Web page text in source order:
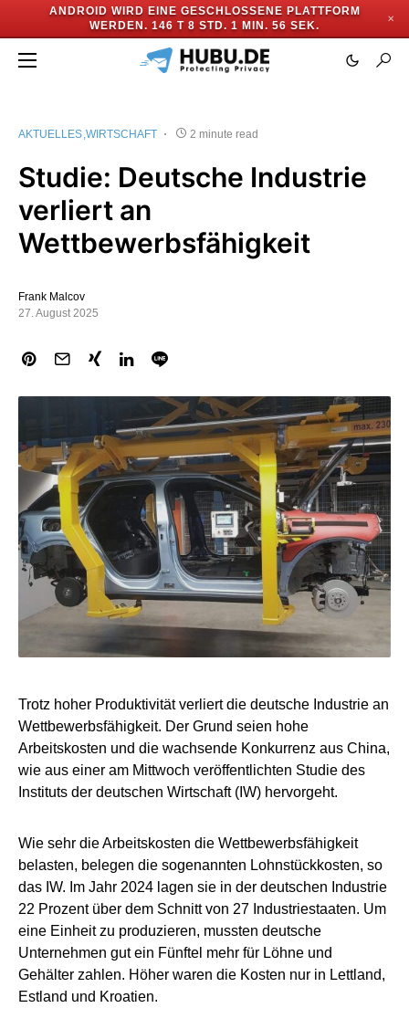
ANDROID WIRD EINE GESCHLOSSENE PLATTFORM
WERDEN. 146 T 8 STD. 1 MIN. 55 SEK.
✕
AKTUELLES WIRTSCHAFT 2 minute read
Studie: Deutsche Industrie
verliert an
Wettbewerbsfähigkeit
Frank Malcov
27. August 2025
Trotz hoher Produktivität verliert die deutsche Industrie an
Wettbewerbsfähigkeit. Der Grund seien hohe
Arbeitskosten und die wachsende Konkurrenz aus China,
wie aus einer am Mittwoch veröffentlichten Studie des
Instituts der deutschen Wirtschaft (IW) hervorgeht.
Wie sehr die Arbeitskosten die Wettbewerbsfähigkeit
belasten, belegen die sogenannten Lohnstückkosten, so
das IW. Im Jahr 2024 lagen sie in der deutschen Industrie
22 Prozent über dem Schnitt von 27 Industriestaaten. Um
eine Einheit zu produzieren, mussten deutsche
Unternehmen gut ein Fünftel mehr für Löhne und
Gehälter zahlen. Höher waren die Kosten nur in Lettland,
Estland und Kroatien.